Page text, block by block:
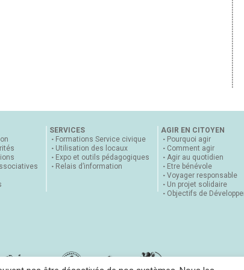
SERVICES
Formations Service civique
Utilisation des locaux
Expo et outils pédagogiques
Relais d’information
AGIR EN CITOYEN
Pourquoi agir
Comment agir
Agir au quotidien
Etre bénévole
Voyager responsable
Un projet solidaire
Objectifs de